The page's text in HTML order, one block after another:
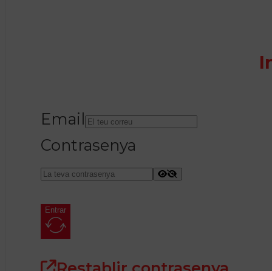
Email
Contrasenya
Entrar